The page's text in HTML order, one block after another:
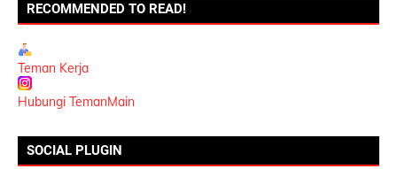
RECOMMENDED TO READ!
Teman Kerja
Hubungi TemanMain
SOCIAL PLUGIN